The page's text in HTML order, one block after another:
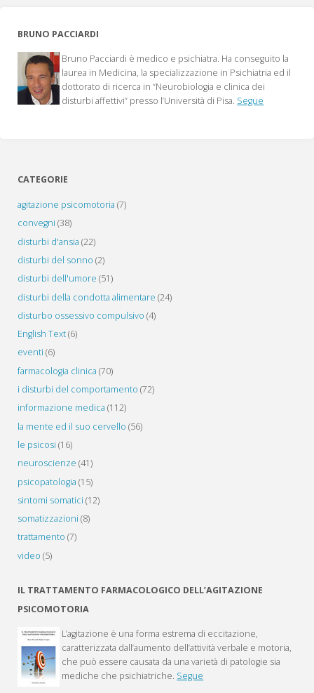
BRUNO PACCIARDI
Bruno Pacciardi è medico e psichiatra. Ha conseguito la
laurea in Medicina, la specializzazione in Psichiatria ed il
dottorato di ricerca in “Neurobiologia e clinica dei
disturbi affettivi” presso l’Università di Pisa. Segue
CATEGORIE
agitazione psicomotoria (7)
convegni (38)
disturbi d'ansia (22)
disturbi del sonno (2)
disturbi dell'umore (51)
disturbi della condotta alimentare (24)
disturbo ossessivo compulsivo (4)
English Text(6)
eventi (6)
farmacologia clinica (70)
i disturbi del comportamento (72)
informazione medica (112)
la mente ed il suo cervello (56)
le psicosi (16)
neuroscienze (41)
psicopatologia (15)
sintomi somatici (12)
somatizzazioni (8)
trattamento (7)
video (5)
IL TRATTAMENTO FARMACOLOGICO DELL’AGITAZIONE
PSICOMOTORIA
L’agitazione è una forma estrema di eccitazione,
caratterizzata dall’aumento dell’attività verbale e motoria,
che può essere causata da una varietà di patologie sia
mediche che psichiatriche. Segue